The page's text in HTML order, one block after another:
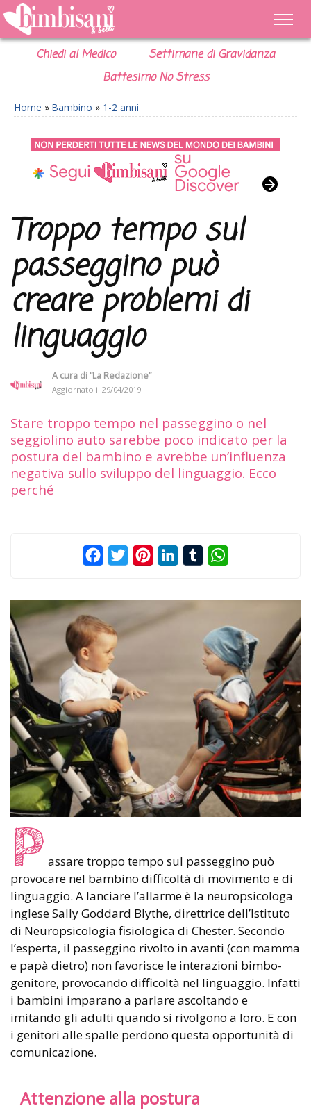
Chiedi al Medico
Settimane di Gravidanza
Battesimo No Stress
Home » Bambino » 1-2 anni
Troppo tempo sul
passeggino può
creare problemi di
linguaggio
A cura di“La Redazione”
Aggiornato il 29/04/2019
Stare troppo tempo nel passeggino o nel
seggiolino auto sarebbe poco indicato per la
postura del bambino e avrebbe un’influenza
negativa sullo sviluppo del linguaggio. Ecco
perché
FacebookTwitterPinterestLinkedInTumblr
P assare troppo tempo sul passeggino può
provocare nel bambino difficoltà di movimento e di
linguaggio. A lanciare l’allarme è la neuropsicologa
inglese Sally Goddard Blythe, direttrice dell’Istituto
di Neuropsicologia fisiologica di Chester. Secondo
l’esperta, il passeggino rivolto in avanti (con mamma
e papà dietro) non favorisce le interazioni bimbo-
genitore, provocando difficoltà nel linguaggio. Infatti
i bambini imparano a parlare ascoltando e
imitando gli adulti quando si rivolgono a loro. E con
i genitori alle spalle perdono questa opportunità di
comunicazione.
Attenzione alla postura